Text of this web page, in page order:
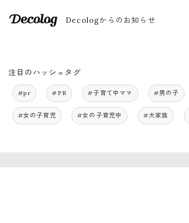
Decologからのお知らせ
注目のハッシュタグ
#pr #PR #子育て中ママ #男の子
#女の子育児 #女の子育児中 #大家族